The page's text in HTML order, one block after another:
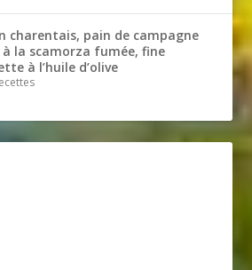
charentais, pain de campagne
la scamorza fumée, fine
à l’huile d’olive